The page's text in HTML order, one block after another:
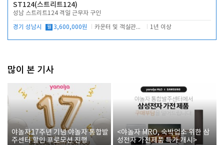
ST124(스트리트124)
성남 스트리트124 격일 근무자 구인
경기 성남시 월 3,600,000원 카운터 및 객실관리 전반 1년 이상
많이 본 기사
야놀자17주년 기념 야놀자 통합발
주센터 할인 프로모션 진행
<야놀자 MRO, 숙박업소 위한 삼
성전자 가전제품 특가 개시>